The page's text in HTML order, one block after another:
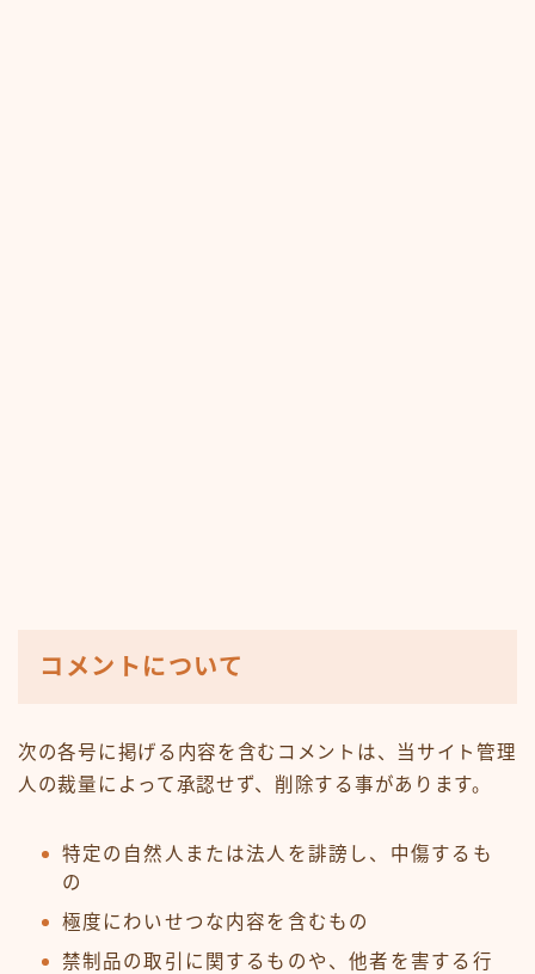
コメントについて
次の各号に掲げる内容を含むコメントは、当サイト管理
人の裁量によって承認せず、削除する事があります。
特定の自然人または法人を誹謗し、中傷するも
の
極度にわいせつな内容を含むもの
禁制品の取引に関するものや、他者を害する行